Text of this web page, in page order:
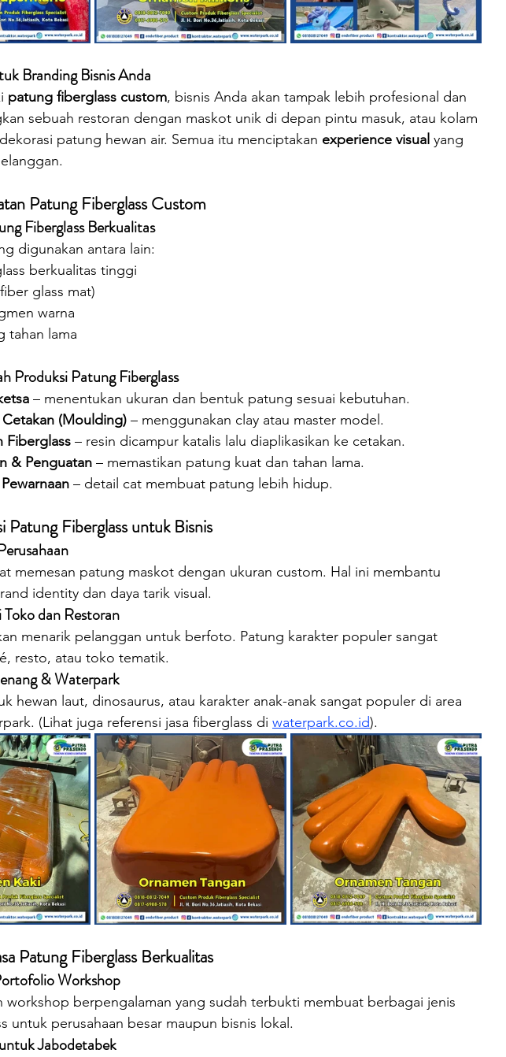
Branding Bisnis Anda
patung fiberglass custom, bisnis Anda akan tampak lebih profesional dan
sebuah restoran dengan maskot unik di depan pintu masuk, atau kolam
patung hewan air. Semua itu menciptakan experience visual yang
Patung Fiberglass Custom
Fiberglass Berkualitas
digunakan antara lain:
berkualitas tinggi
glass mat)
warna
tahan lama
Produksi Patung Fiberglass
– menentukan ukuran dan bentuk patung sesuai kebutuhan.
Cetakan (Moulding) – menggunakan clay atau master model.
Fiberglass – resin dicampur katalis lalu diaplikasikan ke cetakan.
& Penguatan – memastikan patung kuat dan tahan lama.
– detail cat membuat patung lebih hidup.
Patung Fiberglass untuk Bisnis
memesan patung maskot dengan ukuran custom. Hal ini membantu
identity dan daya tarik visual.
dan Restoran
menarik pelanggan untuk berfoto. Patung karakter populer sangat
resto, atau toko tematik.
& Waterpark
hewan laut, dinosaurus, atau karakter anak-anak sangat populer di area
(Lihat juga referensi jasa fiberglass di waterpark.co.id).
Patung Fiberglass Berkualitas
Workshop
workshop berpengalaman yang sudah terbukti membuat berbagai jenis
untuk perusahaan besar maupun bisnis lokal.
Jabodetabek